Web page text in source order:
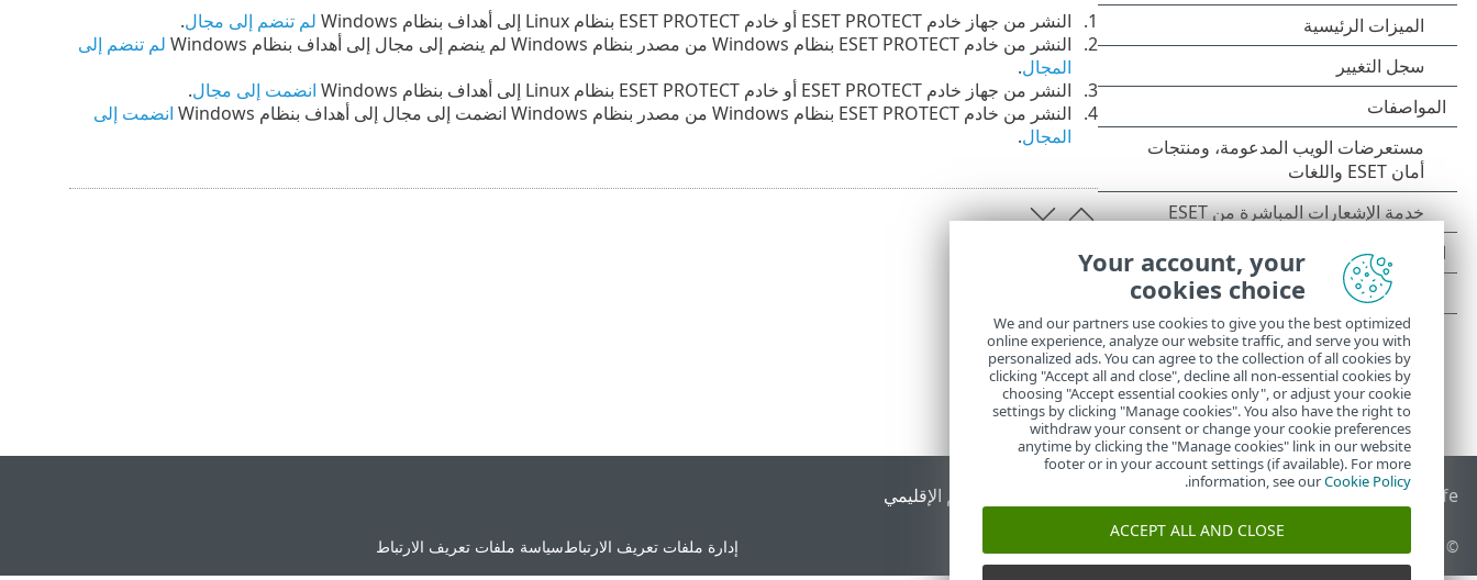
النشر من جهاز خادم ESET PROTECT أو خادم ESET PROTECT بنظام Linux إلى أهداف بنظام Windows
لم تنضم إلى مجال.
النشر من خادم ESET PROTECT بنظام Windows من مصدر بنظام Windows لم ينضم إلى مجال إلى أهداف بنظام Windows
لم تنضم إلى
المجال.
النشر من جهاز خادم ESET PROTECT أو خادم ESET PROTECT بنظام Linux إلى أهداف بنظام Windows
انضمت إلى مجال.
النشر من خادم ESET PROTECT بنظام Windows من مصدر بنظام Windows انضمت إلى مجال إلى أهداف بنظام Windows
انضمت إلى
المجال.
End of Life قاعدة معارف ESET الدعم الإقليمي
© 1992 - 2026 ESET, spol. s r.o.‎ - جميع الحقوق محفوظة. إدارة ملفات تعريف الارتباطسياسة ملفات تعريف الارتباط
Your account, your
cookies choice
We and our partners use cookies to give you the best optimized
online experience, analyze our website traffic, and serve you with
personalized ads. You can agree to the collection of all cookies by
clicking "Accept all and close", decline all non-essential cookies by
choosing "Accept essential cookies only", or adjust your cookie
settings by clicking "Manage cookies". You also have the right to
withdraw your consent or change your cookie preferences
anytime by clicking the "Manage cookies" link in our website
footer or in your account settings (if available). For more
information, see ourCookie Policy
.
ACCEPT ALL AND CLOSE